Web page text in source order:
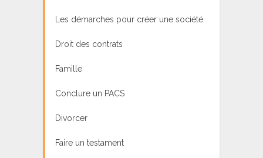
Les démarches pour créer une société
Droit des contrats
Famille
Conclure un PACS
Divorcer
Faire un testament